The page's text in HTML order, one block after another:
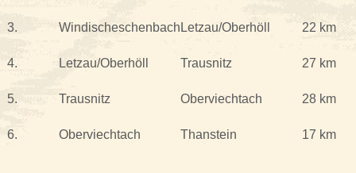
3. Windischeschenbach Letzau/Oberhöll 22 km
4. Letzau/Oberhöll Trausnitz 27 km
5. Trausnitz Oberviechtach 28 km
6. Oberviechtach Thanstein 17 km